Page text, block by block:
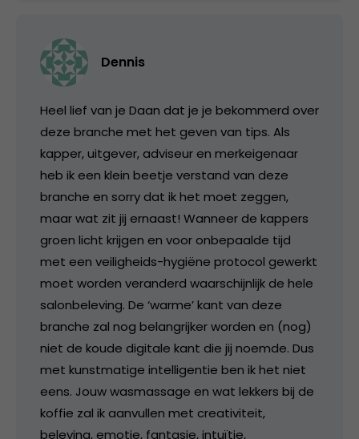
Dennis
Heel lief van je Daan dat je je bekommerd over
deze branche met het geven van tips. Als
kapper, uitgever, adviseur en merkeigenaar
heb ik een klein beetje verstand van deze
branche en sorry dat ik het moet zeggen,
maar wat zit jij ernaast! Wanneer de kappers
groen licht krijgen en voor onbepaalde tijd
met een veiligheids-hygiëne protocol gewerkt
moet worden veranderd waarschijnlijk de hele
salonbeleving. De ‘warme’ kant van deze
branche zal nog belangrijker worden en (nog)
niet de koude digitale kant die jij noemde. Dus
met kunstmatige intelligentie ben ik het niet
eens. Jouw wasmassage en wat lekkers bij de
koffie zal ik aanvullen met creativiteit,
beleving, emotie, fantasie, intuïtie,